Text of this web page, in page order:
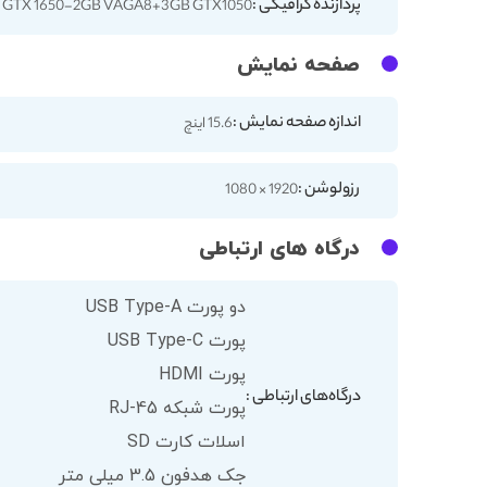
پردازنده گرافیکی :1650-2GB VAGA8+3GB GTX1050
صفحه نمایش
اندازه صفحه نمایش :15.6 اینچ
رزولوشن :1920 × 1080
درگاه های ارتباطی
درگاه‌های ارتباطی :
دو پورت USB Type-A
پورت USB Type-C
پورت HDMI
پورت شبکه RJ-45
اسلات کارت SD
جک هدفون 3.5 میلی متر